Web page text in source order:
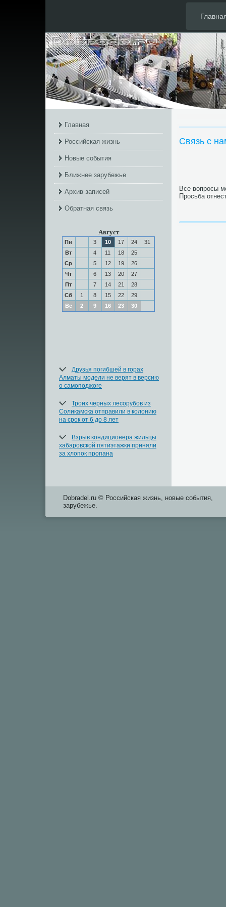
Главная
Российская жизнь
Новые события
Ближнее зарубежье
Архив записей
Обратная связь
Август
Пн 3 10 17 24
31
Вт
4 11 18
25
Ср
5 12 19
26
Чт
6 13 20
27
Пт
7 14 21
28
Сб
1 8 15 22
29
Вс
2 9 16 23 30
Друзья погибшей в горах
Алматы модели не верят в версию
о самоподжоге
Троих черных лесорубов из
Соликамска отправили в колонию
на срок от 6 до 8 лет
Взрыв кондиционера жильцы
хабаровской пятиэтажки приняли
за хлопок пропана
Связь с
Все вопросы
Просьба
Dobradel.ru © Российская жизнь, новые события,
зарубежье.